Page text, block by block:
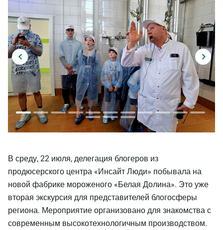
В среду, 22 июля, делегация блогеров из
продюсерского центра «Инсайт Люди» побывала на
новой фабрике мороженого «Белая Долина». Это уже
вторая экскурсия для представителей блогосферы
региона. Мероприятие организовано для знакомства с
современным высокотехнологичным производством.